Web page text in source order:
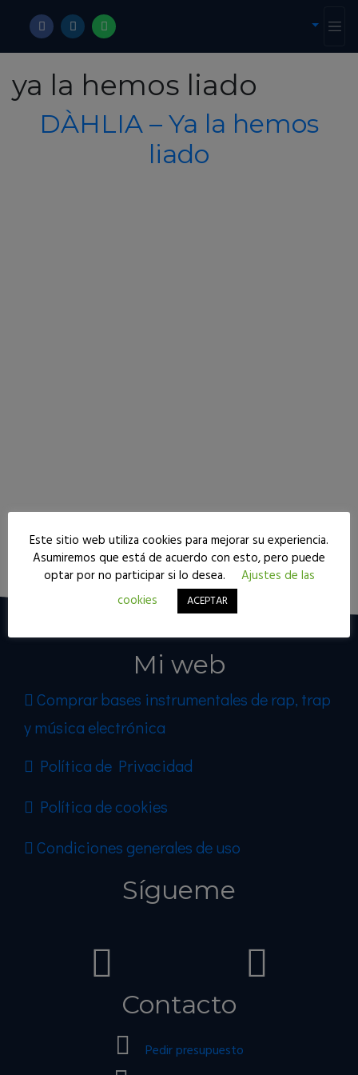
ya la hemos liado
DÀHLIA – Ya la hemos
liado
Mi web
Comprar bases instrumentales de rap, trap
y música electrónica
Política de Privacidad
Política de cookies
Condiciones generales de uso
Sígueme
Contacto
Pedir presupuesto
Este sitio web utiliza cookies para mejorar su experiencia.
Asumiremos que está de acuerdo con esto, pero puede
optar por no participar si lo desea.
Ajustes de las
cookies
ACEPTAR